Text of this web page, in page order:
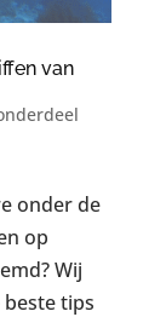
van
onder de
op
Wij
tips